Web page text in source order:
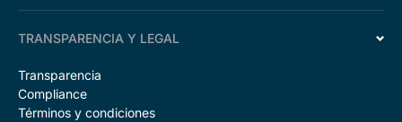
TRANSPARENCIA Y LEGAL
Transparencia
Compliance
Términos y condiciones